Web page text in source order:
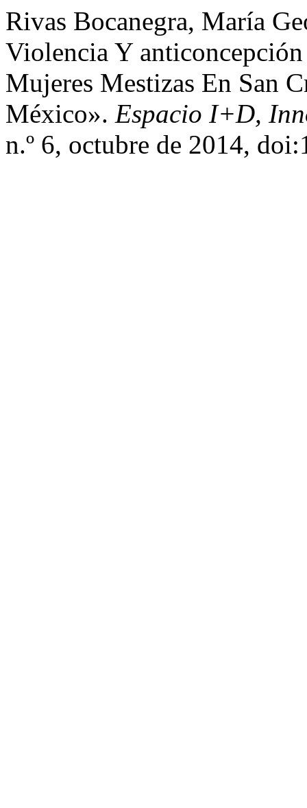
Rivas Bocanegra, María
Violencia Y
Mujeres Mestizas En San
México». Espacio I+D,
n.º 6, octubre de 2014,